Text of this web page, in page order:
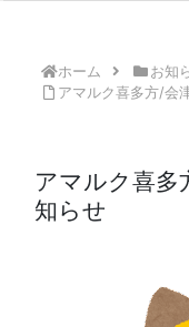
ホーム
お知
アマルク喜多方/会
アマルク喜多
知らせ